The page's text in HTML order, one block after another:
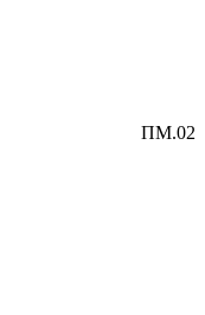
программу ПМ.02